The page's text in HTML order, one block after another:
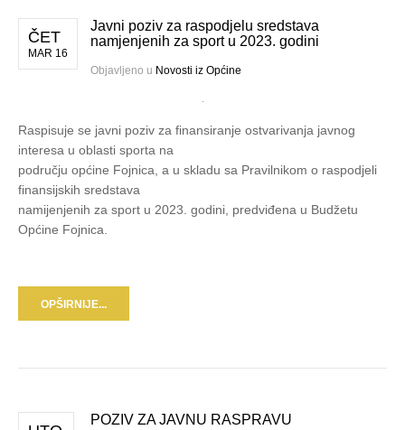
ČET
MAR 16
Javni poziv za raspodjelu sredstava
namjenjenih za sport u 2023. godini
Objavljeno u Novosti iz Općine
Raspisuje se javni poziv za finansiranje ostvarivanja javnog
interesa u oblasti sporta na
području općine Fojnica, a u skladu sa Pravilnikom o raspodjeli
finansijskih sredstava
namijenjenih za sport u 2023. godini, predviđena u Budžetu
Općine Fojnica.
OPŠIRNIJE...
POZIV ZA JAVNU RASPRAVU